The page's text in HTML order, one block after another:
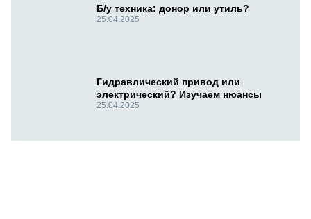
Б/у техника: донор или утиль?
25.04.2025
Гидравлический привод или
электрический? Изучаем нюансы
25.04.2025